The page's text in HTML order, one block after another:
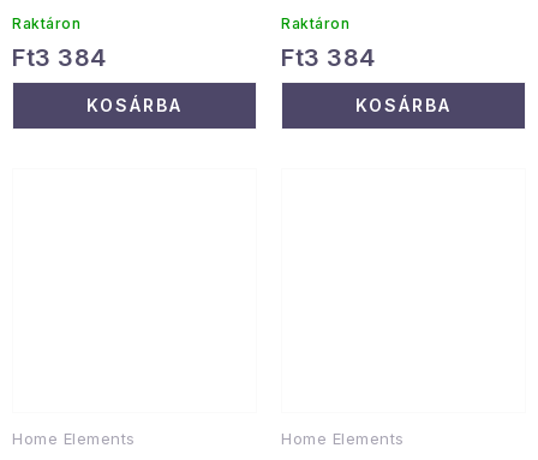
Raktáron
Ft3 384
KOSÁRBA
Raktáron
Ft3 384
KOSÁRBA
Home Elements Home Elements